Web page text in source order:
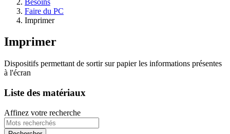
Faire du PC
Imprimer
Imprimer
Dispositifs permettant de sortir sur papier les informations présentes
à l'écran
Liste des matériaux
Affinez votre recherche